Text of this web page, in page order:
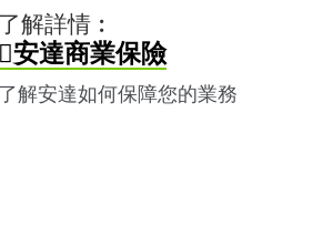
了解詳情︰
安達商業保險
了解安達如何保障您的業務